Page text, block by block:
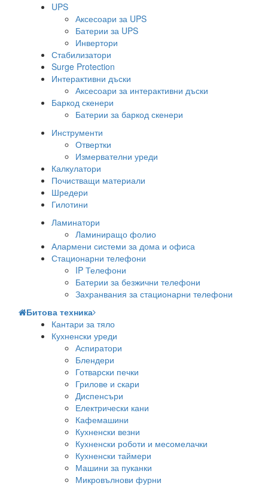
UPS
Аксесоари за UPS
Батерии за UPS
Инвертори
Стабилизатори
Surge Protection
Интерактивни дъски
Аксесоари за интерактивни дъски
Баркод скенери
Батерии за баркод скенери
Инструменти
Отвертки
Измервателни уреди
Калкулатори
Почистващи материали
Шредери
Гилотини
Ламинатори
Ламиниращо фолио
Алармени системи за дома и офиса
Стационарни телефони
IP Телефони
Батерии за безжични телефони
Захранвания за стационарни телефони
Битова техника
Кантари за тяло
Кухненски уреди
Аспиратори
Блендери
Готварски печки
Грилове и скари
Диспенсъри
Електрически кани
Кафемашини
Кухненски везни
Кухненски роботи и месомелачки
Кухненски таймери
Машини за пуканки
Микровълнови фурни